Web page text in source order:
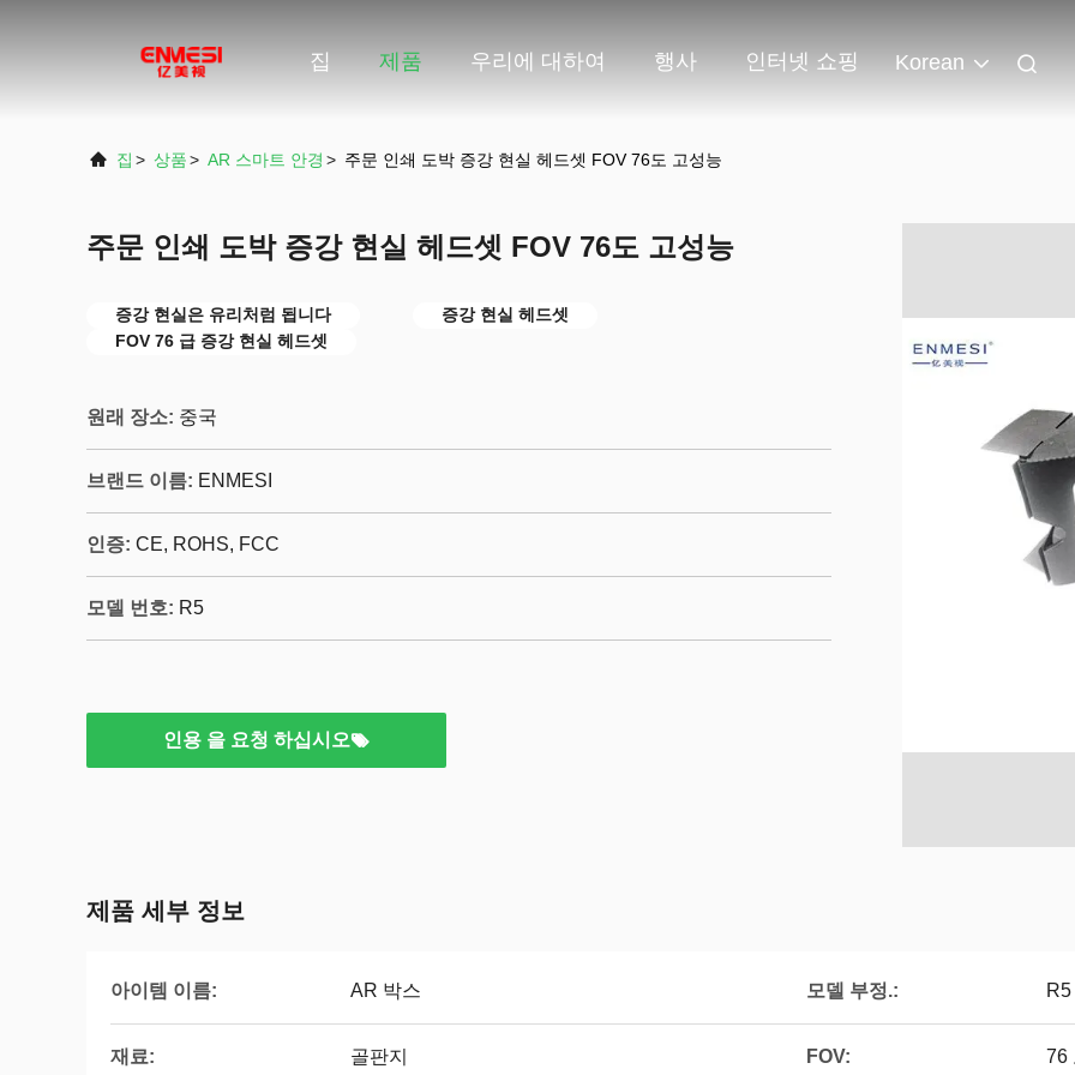
집 제품 우리에 대하여 행사 인터넷 쇼핑 Korean
집 > 상품> AR 스마트 안경 > 주문 인쇄 도박 증강 현실 헤드셋 FOV 76도 고성능
주문 인쇄 도박 증강 현실 헤드셋 FOV 76도 고성능
증강 현실은 유리처럼 됩니다
증강 현실 헤드셋
FOV 76 급 증강 현실 헤드셋
원래 장소: 중국
브랜드 이름: ENMESI
인증: CE, ROHS, FCC
모델 번호: R5
인용 을 요청 하십시오
제품 세부 정보
아이템 이름: AR 박스 모델 부정.: R5
재료: 골판지 FOV: 76